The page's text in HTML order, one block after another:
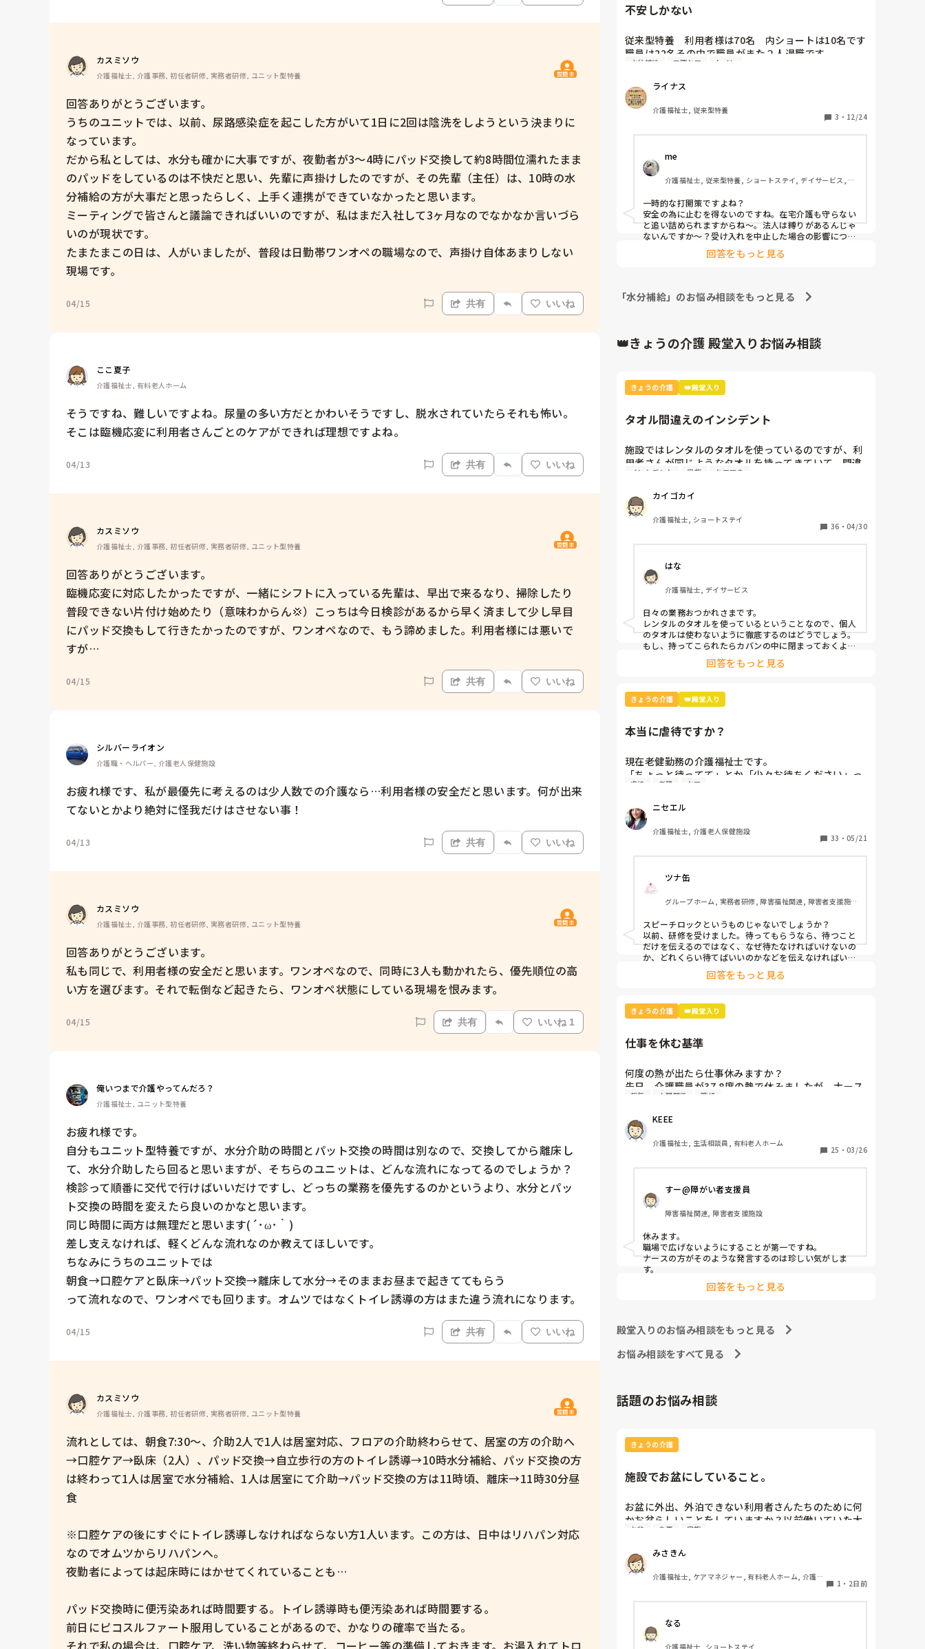
カスミソウ
介護福祉士, 介護事務, 初任者研修, 実務者研修, ユニット型特養 質問主
回答ありがとうございます。
うちのユニットでは、以前、尿路感染症を起こした方がいて1日に2回は陰洗をしようという決まりに
なっています。
だから私としては、水分も確かに大事ですが、夜勤者が3〜4時にパッド交換して約8時間位濡れたまま
のパッドをしているのは不快だと思い、先輩に声掛けしたのですが、その先輩（主任）は、10時の水
分補給の方が大事だと思ったらしく、上手く連携ができていなかったと思います。
ミーティングで皆さんと議論できればいいのですが、私はまだ入社して3ヶ月なのでなかなか言いづら
いのが現状です。
たまたまこの日は、人がいましたが、普段は日勤帯ワンオペの職場なので、声掛け自体あまりしない
現場です。
04/15 共有 いいね
ここ夏子
介護福祉士, 有料老人ホーム
そうですね、難しいですよね。尿量の多い方だとかわいそうですし、脱水されていたらそれも怖い。
そこは臨機応変に利用者さんごとのケアができれば理想ですよね。
04/13 共有 いいね
カスミソウ
介護福祉士, 介護事務, 初任者研修, 実務者研修, ユニット型特養 質問主
回答ありがとうございます。
臨機応変に対応したかったですが、一緒にシフトに入っている先輩は、早出で来るなり、掃除したり
普段できない片付け始めたり（意味わからん💢）こっちは今日検診があるから早く済まして少し早目
にパッド交換もして行きたかったのですが、ワンオペなので、もう諦めました。利用者様には悪いで
すが…
04/15 共有 いいね
シルバーライオン
介護職・ヘルパー, 介護老人保健施設
お疲れ様です、私が最優先に考えるのは少人数での介護なら…利用者様の安全だと思います。何が出来
てないとかより絶対に怪我だけはさせない事！
04/13 共有 いいね
カスミソウ
介護福祉士, 介護事務, 初任者研修, 実務者研修, ユニット型特養 質問主
回答ありがとうございます。
私も同じで、利用者様の安全だと思います。ワンオペなので、同時に3人も動かれたら、優先順位の高
い方を選びます。それで転倒など起きたら、ワンオペ状態にしている現場を恨みます。
04/15 共有 いいね 1
俺いつまで介護やってんだろ？
介護福祉士, ユニット型特養
お疲れ様です。
自分もユニット型特養ですが、水分介助の時間とパット交換の時間は別なので、交換してから離床し
て、水分介助したら回ると思いますが、そちらのユニットは、どんな流れになってるのでしょうか？
検診って順番に交代で行けばいいだけですし、どっちの業務を優先するのかというより、水分とパッ
ト交換の時間を変えたら良いのかなと思います。
同じ時間に両方は無理だと思います(´･ω･｀)
差し支えなければ、軽くどんな流れなのか教えてほしいです。
ちなみにうちのユニットでは
朝食→口腔ケアと臥床→パット交換→離床して水分→そのままお昼まで起きててもらう
って流れなので、ワンオペでも回ります。オムツではなくトイレ誘導の方はまた違う流れになります。
04/15 共有 いいね
カスミソウ
介護福祉士, 介護事務, 初任者研修, 実務者研修, ユニット型特養 質問主
流れとしては、朝食7:30〜、介助2人で1人は居室対応、フロアの介助終わらせて、居室の方の介助へ
→口腔ケア→臥床（2人）、パッド交換→自立歩行の方のトイレ誘導→10時水分補給、パッド交換の方
は終わって1人は居室で水分補給、1人は居室にて介助→パッド交換の方は11時頃、離床→11時30分昼
食
※口腔ケアの後にすぐにトイレ誘導しなければならない方1人います。この方は、日中はリハパン対応
なのでオムツからリハパンへ。
夜勤者によっては起床時にはかせてくれていることも…
パッド交換時に便汚染あれば時間要する。トイレ誘導時も便汚染あれば時間要する。
前日にピコスルファート服用していることがあるので、かなりの確率で当たる。
それで私の場合は、口腔ケア、洗い物等終わらせて、コーヒー等の準備しておきます。お湯入れてトロ
す。。
などと言って聞かせると、頑張って飲んでいただけま
す。
不安しかない
従来型特養　利用者様は70名　内ショートは10名です
職員は22名その中で職員がまた２人退職です
それに伴い勤務体制や業務内容の変更で会議がありま
業務内容の案に対して納得がいかない事があります
😞口腔ケアは夕方の一回
😞午後のトイレ誘導は辞める
多分訴えある方や下剤服用時は行うと思うが…
施設長は稼働率重視であなた達のお給料下がるしボー
ナスも無くなるのよとその中でもショートの受け入れ
を止める気は無し
利用者様重視と言いながら利用者様軽視
どうなるんだろう…
ちゃんとしたケアが出来ないだけではなく心に余裕が
なくなり虐待になりかねない状況だ
水分補給 口腔ケア トイレ
ライナス
介護福祉士, 従来型特養
3 ・ 12/24
me
介護福祉士, 従来型特養, ショートステイ, デイサービス, 訪
一時的な打開策ですよね？
安全の為に止むを得ないのですね。在宅介護も守らない
と追い詰められますからね〜。法人は縛りがあるんじゃ
ないんですか〜？受け入れを中止した場合の影響につい
なくなり、施設の経営に影響を及ぼします。
◎行政への報告・指導：事業の全部または一部を停止
中止は、行政指導の対象となる可能性があります。
◎行政処分・指定取り消しの可能性（悪質な場合）：正
（指定の効力停止や指定取消し）を受ける可能性もあり
ます。
回答をもっと見る
「水分補給」のお悩み相談をもっと見る
👑きょうの介護 殿堂入りお悩み相談
きょうの介護 👑殿堂入り
タオル間違えのインシデント
施設ではレンタルのタオルを使っているのですが、利
用者さんが同じようなタオルを持ってきていて、間違
えてレンタル業者に出してしまいました。
本人と家族とケアマネとレンタル業者に謝罪して、イ
ンシデントを書きましたが、対策って何？
インシデント 家族 ケアマネ
カイゴカイ
介護福祉士, ショートステイ
36 ・ 04/30
はな
介護福祉士, デイサービス
日々の業務おつかれさまです。
レンタルのタオルを使っているということなので、個人
のタオルは使わないように徹底するのはどうでしょう。
もし、持ってこられたらカバンの中に閉まっておくよう
回答をもっと見る
きょうの介護 👑殿堂入り
本当に虐待ですか？
現在老健勤務の介護福祉士です。
「ちょっと待ってて」とか「少々お待ちください」っ
て言葉、よく使いませんか？私の施設ではこの言葉は
になりました。
つまり虐待と同じ枠組みです。
そんなに悪い言葉ですか？むしろ必要な言葉だと思う
のですがいかがでしょう？
虐待 老健 ケア
ニセエル
介護福祉士, 介護老人保健施設
33 ・ 05/21
ツナ缶
グループホーム, 実務者研修, 障害福祉関連, 障害者支援施
スピーチロックというものじゃないでしょうか？
以前、研修を受けました。待ってもらうなら、待つこと
だけを伝えるのではなく、なぜ待たなければいけないの
か、どれくらい待てばいいのかなどを伝えなければいけ
例えば、「今、〜さんのお手伝いしてるから終わったら
忙しくて難しいときもありますけどね。
回答をもっと見る
きょうの介護 👑殿堂入り
仕事を休む基準
何度の熱が出たら仕事休みますか？
先日、介護職員が37.8度の熱で休みましたが、ナース
2人が「37.8度くらいで休む？私なら休まない。甘え
なら休みます。(平熱が低く微熱でもしんどいので)
皆さんの意見が聞きたいです。
病気 人間関係 職場
KEEE
介護福祉士, 生活相談員, 有料老人ホーム
25 ・ 03/26
すー@障がい者支援員
障害福祉関連, 障害者支援施設
休みます。
職場で広げないようにすることが第一ですね。
ナースの方がそのような発言するのは珍しい気がしま
す。
回答をもっと見る
殿堂入りのお悩み相談をもっと見る
お悩み相談をすべて見る
話題のお悩み相談
きょうの介護
施設でお盆にしていること。
お盆に外出、外泊できない利用者さんたちのために何
かお盆らしいことをしていますか？以前働いていた大
きな施設では実際に住職さんを呼びご焼香できるよう
は、食事内容が変わる、家族が面会に来る…などでし
た。お盆まであと少しです。何かしていることがあれ
ばぜひシェアよろしくお願いします。
お盆 食事 家族
みさきん
介護福祉士, ケアマネジャー, 有料老人ホーム, 介護老
1 ・ 2日前
なる
介護福祉士, ショートステイ